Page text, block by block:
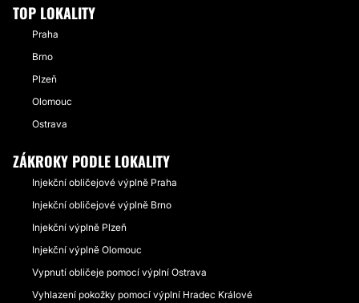
TOP LOKALITY
Praha
Brno
Plzeň
Olomouc
Ostrava
ZÁKROKY PODLE LOKALITY
Injekční obličejové výplně Praha
Injekční obličejové výplně Brno
Injekční výplně Plzeň
Injekční výplně Olomouc
Vypnutí obličeje pomocí výplní Ostrava
Vyhlazení pokožky pomocí výplní Hradec Králové